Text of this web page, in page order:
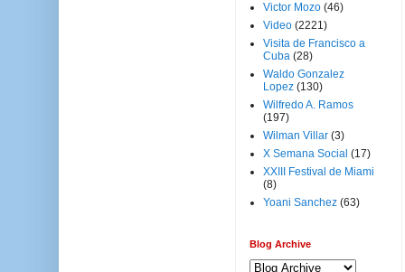
Victor Mozo (46)
Video (2221)
Visita de Francisco a
Cuba (28)
Waldo Gonzalez
Lopez (130)
Wilfredo A. Ramos
(197)
Wilman Villar (3)
X Semana Social (17)
XXIII Festival de Miami
(8)
Yoani Sanchez (63)
Blog Archive